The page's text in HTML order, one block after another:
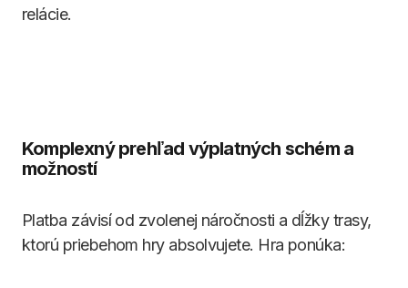
relácie.
Komplexný prehľad výplatných schém a
možností
Platba závisí od zvolenej náročnosti a dĺžky trasy,
ktorú priebehom hry absolvujete. Hra ponúka: